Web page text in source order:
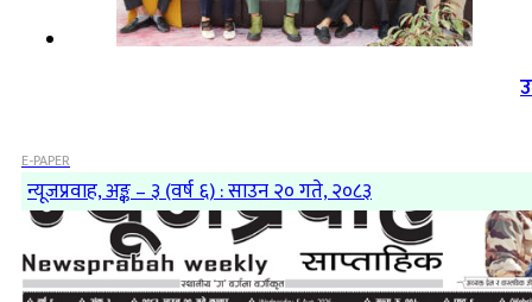
E-PAPER
न्यूजप्रवाह, अङ्क – ३ (वर्ष ६) : साउन २० गते, २०८३